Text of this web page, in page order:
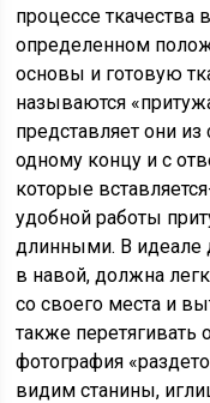
процессе
определенном
основы и готовую
называются
представляет они
одному концу и с
которые
удобной работы
длинными. В идеале
в навой, должна
со своего места и
также перетягивать
фотография
видим станины,